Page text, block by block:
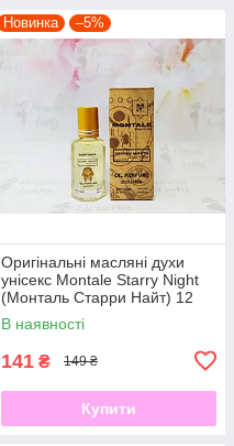
Новинка –5%
Оригінальні масляні духи
унісекс Montale Starry Night
(Монталь Старри Найт) 12
мл
В наявності
141 ₴ 149 ₴
Купити